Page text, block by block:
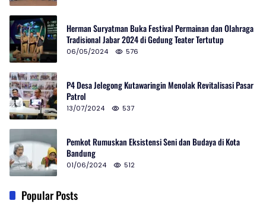
Herman Suryatman Buka Festival Permainan dan Olahraga
Tradisional Jabar 2024 di Gedung Teater Tertutup
06/05/2024 576
P4 Desa Jelegong Kutawaringin Menolak Revitalisasi Pasar
Patrol
13/07/2024 537
Pemkot Rumuskan Eksistensi Seni dan Budaya di Kota
Bandung
01/06/2024 512
Popular Posts